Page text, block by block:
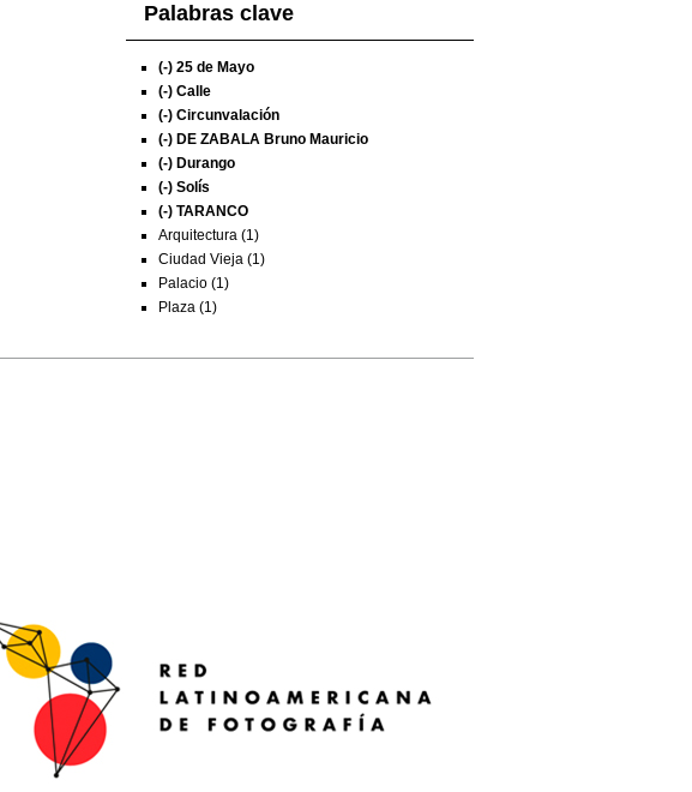
Palabras clave
(-) 25 de Mayo
(-) Calle
(-) Circunvalación
(-) DE ZABALA Bruno Mauricio
(-) Durango
(-) Solís
(-) TARANCO
Arquitectura (1)
Ciudad Vieja (1)
Palacio (1)
Plaza (1)